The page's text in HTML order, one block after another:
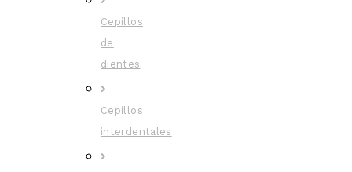
Cepillos
de
dientes
Cepillos
interdentales